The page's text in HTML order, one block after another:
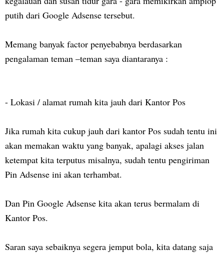
putih dari Google Adsense tersebut.
Memang banyak factor penyebabnya berdasarkan
pengalaman teman –teman saya diantaranya :
- Lokasi / alamat rumah kita jauh dari Kantor Pos
Jika rumah kita cukup jauh dari kantor Pos sudah tentu ini
akan memakan waktu yang banyak, apalagi akses jalan
ketempat kita terputus misalnya, sudah tentu pengiriman
Pin Adsense ini akan terhambat.
Dan Pin Google Adsense kita akan terus bermalam di
Kantor Pos.
Saran saya sebaiknya segera jemput bola, kita datang saja